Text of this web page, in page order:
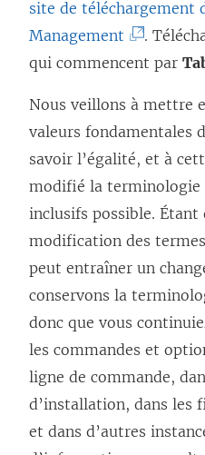
site de téléchargement
Management
L
l
i
e
n
s
’
o
u
v
r
e
d
a
.
qui commencent par
Nous veillons à mettre
valeurs fondamentales
savoir l’égalité, et à
modifié la terminologie
inclusifs possible. Étant
modification des
peut entraîner un
conservons la
donc que vous
les commandes et
ligne de commande,
d’installation, dans les
et dans d’autres